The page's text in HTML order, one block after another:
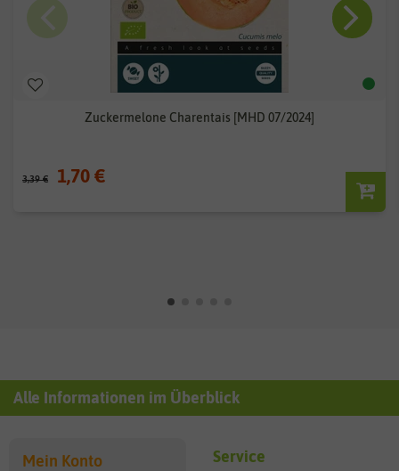
Zuckermelone Charentais [MHD 07/2024]
3,39 € 1,70 €
Alle Informationen im Überblick
Mein Konto Service